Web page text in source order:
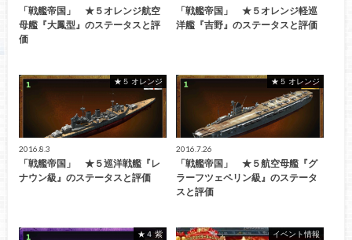
「戦艦帝国」 ★５オレンジ航空
母艦『大鳳型』のステータスと評
価
「戦艦帝国」 ★５オレンジ軽巡
洋艦『吉野』のステータスと評価
★５ オレンジ
2016.8.3
「戦艦帝国」 ★５巡洋戦艦『レ
ナウン級』のステータスと評価
★５ オレンジ
2016.7.26
「戦艦帝国」 ★５航空母艦『グ
ラーフツェペリン級』のステータ
スと評価
★４ 紫 イベント情報